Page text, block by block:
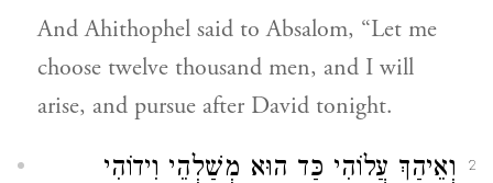
And Ahithophel said to Absalom, “Let me
choose twelve thousand men, and I will
arise, and pursue after David tonight.
2
וְאֵיהַךְ עֲלוֹהִי כַּד הוּא מְשַׁלְהֵי וִידוֹהִי